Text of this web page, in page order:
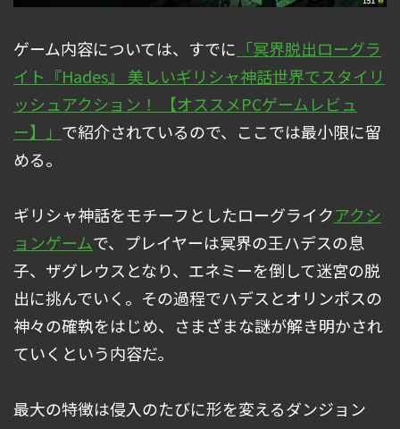
ゲーム内容については、すでに 「冥界脱出ローグラ
イト『Hades』 美しいギリシャ神話世界でスタイリ
ッシュアクション！ 【オススメPCゲームレビュ
ー】」 で紹介されているので、ここでは最小限に留
める。
ギリシャ神話をモチーフとしたローグライクアクシ
ョンゲームで、プレイヤーは冥界の王ハデスの息
子、ザグレウスとなり、エネミーを倒して迷宮の脱
出に挑んでいく。その過程でハデスとオリンポスの
神々の確執をはじめ、さまざまな謎が解き明かされ
ていくという内容だ。
最大の特徴は侵入のたびに形を変えるダンジョン